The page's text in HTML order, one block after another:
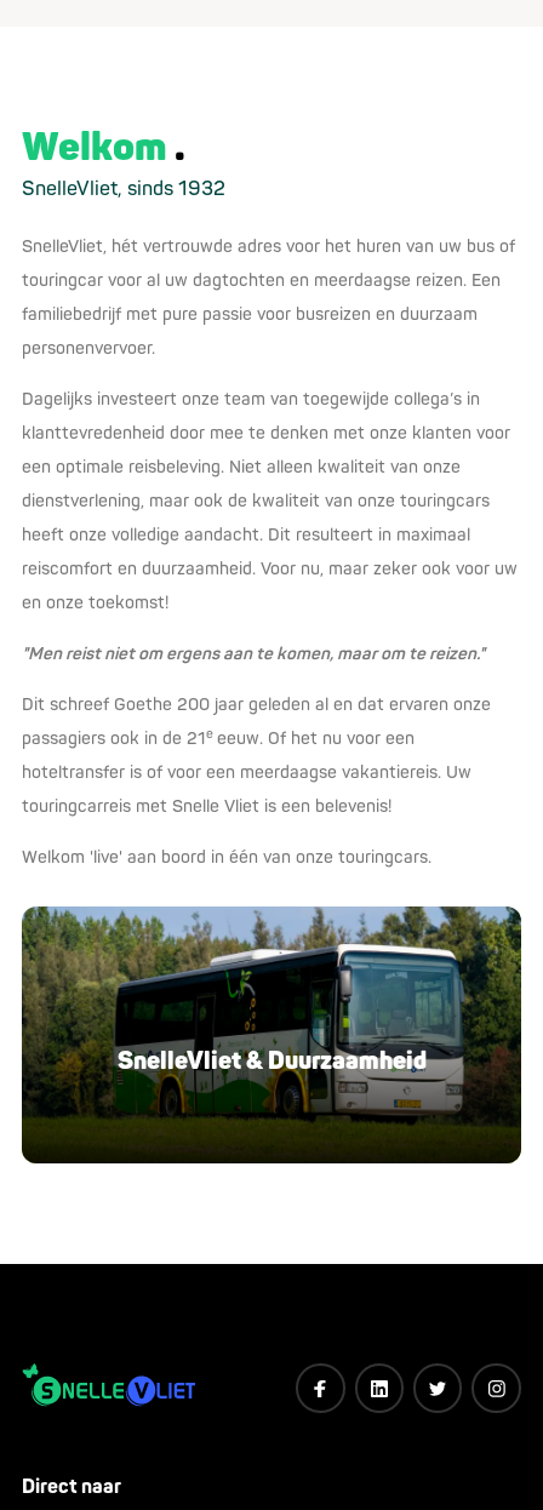
Welkom
SnelleVliet, sinds 1932
SnelleVliet, hét vertrouwde adres voor het huren van uw bus of
touringcar voor al uw dagtochten en meerdaagse reizen. Een
familiebedrijf met pure passie voor busreizen en duurzaam
personenvervoer.
Dagelijks investeert onze team van toegewijde collega’s in
klanttevredenheid door mee te denken met onze klanten voor
een optimale reisbeleving. Niet alleen kwaliteit van onze
dienstverlening, maar ook de kwaliteit van onze touringcars
heeft onze volledige aandacht. Dit resulteert in maximaal
reiscomfort en duurzaamheid. Voor nu, maar zeker ook voor uw
en onze toekomst!
"Men reist niet om ergens aan te komen, maar om te reizen."
Dit schreef Goethe 200 jaar geleden al en dat ervaren onze
passagiers ook in de 21e eeuw. Of het nu voor een
hoteltransfer is of voor een meerdaagse vakantiereis. Uw
touringcarreis met Snelle Vliet is een belevenis!
Welkom 'live' aan boord in één van onze touringcars.
SnelleVliet & Duurzaamheid
Direct naar